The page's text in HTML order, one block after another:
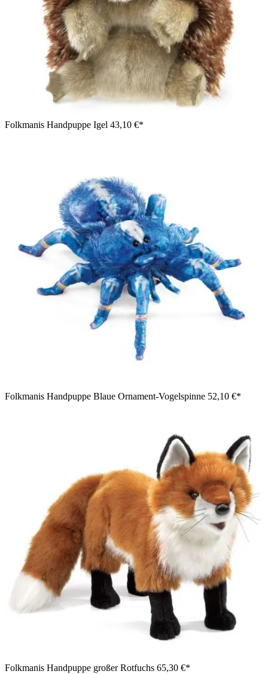
Folkmanis Handpuppe Igel 43,10 €*
Folkmanis Handpuppe Blaue Ornament-Vogelspinne 52,10 €*
Folkmanis Handpuppe großer Rotfuchs 65,30 €*